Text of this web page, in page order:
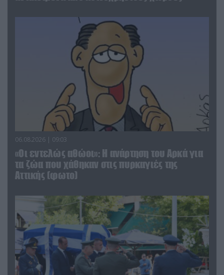
06.08.2026 | 09:03
«Οι εντελώς αθώοι»: Η ανάρτηση του Αρκά για
τα ζώα που χάθηκαν στις πυρκαγιές της
Αττικής (φωτο)